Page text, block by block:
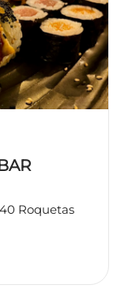
Roquetas